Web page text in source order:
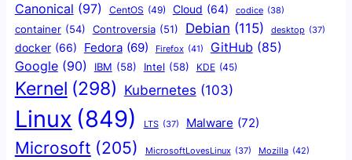
Canonical (97) CentOS (49) Cloud (64) codice (38)
container (54) Controversia (51) Debian (115) desktop (37)
docker (66) Fedora (69) Firefox (41) GitHub (85)
Google (90) IBM (58) Intel (58) KDE (45)
Kernel (298) Kubernetes (103)
Linux (849) LTS (37) Malware (72)
Microsoft (205) MicrosoftLovesLinux (37) Mozilla (42)